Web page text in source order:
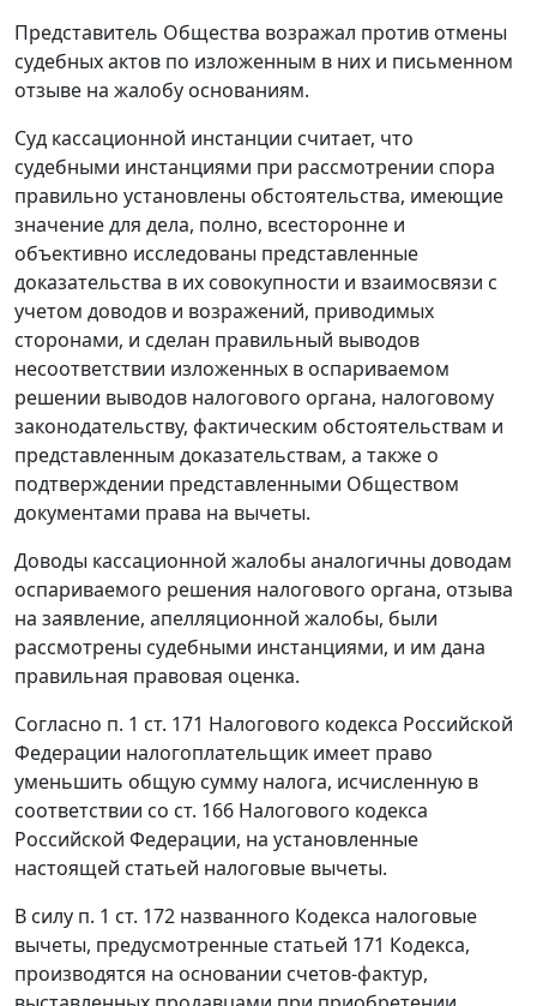
Представитель Общества возражал против отмены
судебных актов по изложенным в них и письменном
отзыве на жалобу основаниям.
Суд кассационной инстанции считает, что
судебными инстанциями при рассмотрении спора
правильно установлены обстоятельства, имеющие
значение для дела, полно, всесторонне и
объективно исследованы представленные
доказательства в их совокупности и взаимосвязи с
учетом доводов и возражений, приводимых
сторонами, и сделан правильный выводов
несоответствии изложенных в оспариваемом
решении выводов налогового органа, налоговому
законодательству, фактическим обстоятельствам и
представленным доказательствам, а также о
подтверждении представленными Обществом
документами права на вычеты.
Доводы кассационной жалобы аналогичны доводам
оспариваемого решения налогового органа, отзыва
на заявление, апелляционной жалобы, были
рассмотрены судебными инстанциями, и им дана
правильная правовая оценка.
Согласно п. 1 ст. 171 Налогового кодекса Российской
Федерации налогоплательщик имеет право
уменьшить общую сумму налога, исчисленную в
соответствии со ст. 166 Налогового кодекса
Российской Федерации, на установленные
настоящей статьей налоговые вычеты.
В силу п. 1 ст. 172 названного Кодекса налоговые
вычеты, предусмотренные статьей 171 Кодекса,
производятся на основании счетов-фактур,